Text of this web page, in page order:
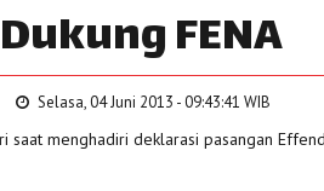
FENA
Selasa, 04 Juni 2013 - 09:43:41 WIB